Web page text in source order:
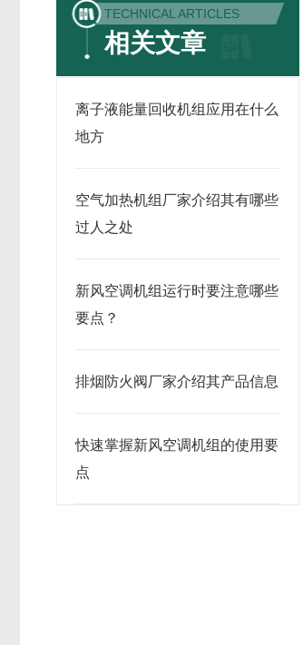
TECHNICAL ARTICLES
相关文章
离子液能量回收机组应用在什么
地方
空气加热机组厂家介绍其有哪些
过人之处
新风空调机组运行时要注意哪些
要点？
排烟防火阀厂家介绍其产品信息
快速掌握新风空调机组的使用要
点